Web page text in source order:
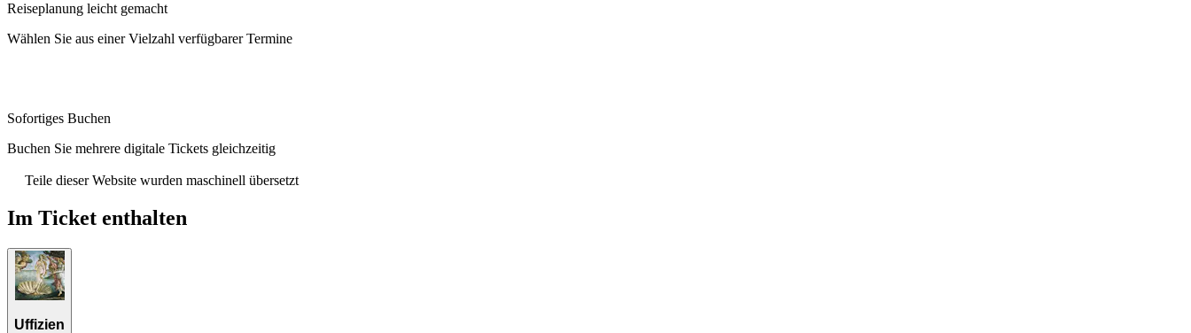
Reiseplanung leicht gemacht
Wählen Sie aus einer Vielzahl verfügbarer Termine
Sofortiges Buchen
Buchen Sie mehrere digitale Tickets gleichzeitig
Teile dieser Website wurden maschinell übersetzt
Im Ticket enthalten
Uffizien